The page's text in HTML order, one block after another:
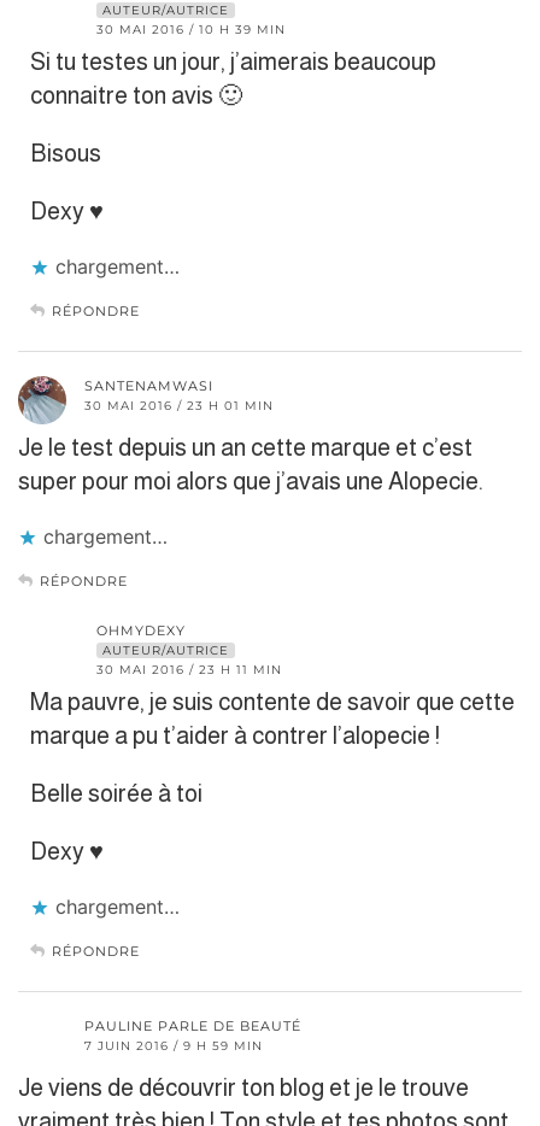
AUTEUR/AUTRICE
30 MAI 2016 / 10 H 39 MIN
Si tu testes un jour, j’aimerais beaucoup
connaitre ton avis 🙂
Bisous
Dexy ♥
chargement…
RÉPONDRE
SANTENAMWASI
30 MAI 2016 / 23 H 01 MIN
Je le test depuis un an cette marque et c’est
super pour moi alors que j’avais une Alopecie.
chargement…
RÉPONDRE
OHMYDEXY
AUTEUR/AUTRICE
30 MAI 2016 / 23 H 11 MIN
Ma pauvre, je suis contente de savoir que cette
marque a pu t’aider à contrer l’alopecie !
Belle soirée à toi
Dexy ♥︎
chargement…
RÉPONDRE
PAULINE PARLE DE BEAUTÉ
7 JUIN 2016 / 9 H 59 MIN
Je viens de découvrir ton blog et je le trouve